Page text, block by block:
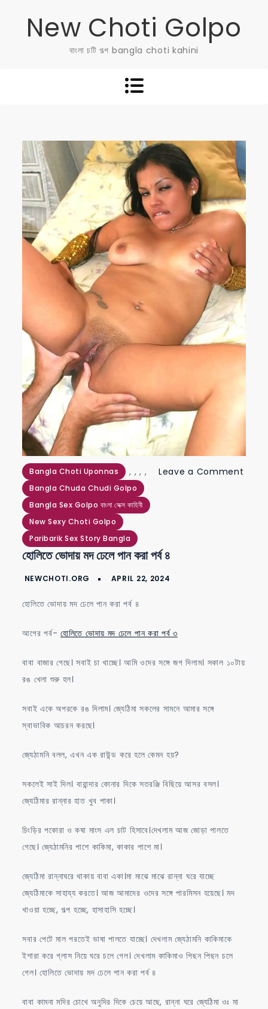
New Choti Golpo
বাংলা চটি গল্প bangla choti kahini
Bangla Choti Uponnas ,
Bangla Chuda Chudi Golpo
,
Bangla Sex Golpo বাংলা সেক্স কাহিনী
,
New Sexy Choti Golpo
,
Paribarik Sex Story Bangla
Leave a Comment
হোলিতে
ঢেলে
হোলিতে ভোদায় মদ ঢেলে পান করা পর্ব ৪
হোলিতে ভোদায় মদ ঢেলে পান করা পর্ব ৪
আগের পর্ব-হোলিতে ভোদায় মদ ঢেলে পান করা পর্ব ৩
বাবা বাজার গেছে। সবাই চা খাচ্ছে। আমি ওদের সঙ্গে জগ দিলাম। সকাল ১০টায়
রঙ খেলা শুরু হল।
সবাই একে অপরকে রঙ দিলাম। জ্যেঠিমা সকলের সামনে আমার সঙ্গে
স্বাভাবিক আচরন করছে।
জ্যেঠামনি বলল, এখন এক রাউন্ড করে হলে কেমন হয়?
সকলেই সাই দিল। বারান্দার কোনার দিকে সতরঞ্জি বিছিয়ে আসর বসল।
জ্যেঠিমার রান্নার হাত খুব পাকা।
চিংড়ির পকোরা ও কষা মাংস এল চাট হিসাবে।দেখলাম আজ জোড়া পালতে
গেছে। জ্যেঠামনির পাশে কাকিমা, কাকার পাশে মা।
জ্যেঠিমা রান্নাঘরে থাকায় বাবা একা।মা মাঝে মাঝে রান্না ঘরে যাচ্ছে
জ্যেঠিমাকে সাহায্য করতে। আজ আমাদের ওদের সঙ্গে পারমিসন হয়েছে। মদ
খাওয়া হচ্ছে, গল্প হচ্ছে, হাসাহাসি হচ্ছে।
সবার পেটে মাল পরতেই ভাষা পালতে যাচ্ছে। দেখলাম জ্যেঠামনি কাকিমাকে
ইশারা করে গ্লাস নিয়ে ঘরে চলে গেল। দেখলাম কাকিমাও পিছন পিছন চলে
গেল। হোলিতে ভোদায় মদ ঢেলে পান করা পর্ব ৪
বাবা কামনা মদির চোখে অনুদির দিকে চেয়ে আছে, রান্না ঘরে জ্যেঠিমা ওঃ মা